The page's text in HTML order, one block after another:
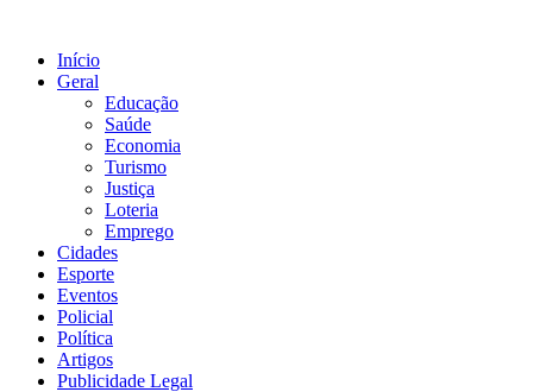
conteúdo
Início
Geral
Educação
Saúde
Economia
Turismo
Justiça
Loteria
Emprego
Cidades
Esporte
Eventos
Policial
Política
Artigos
Publicidade Legal